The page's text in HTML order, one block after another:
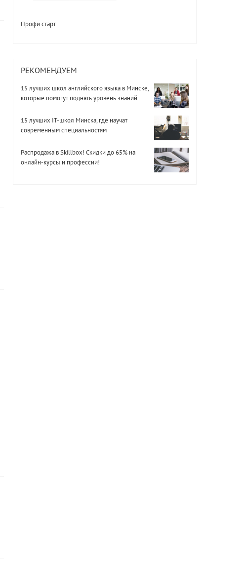
Профи старт
РЕКОМЕНДУЕМ
15 лучших школ английского языка в Минске,
которые помогут поднять уровень знаний
15 лучших IT-школ Минска, где научат
современным специальностям
Распродажа в Skillbox! Скидки до 65% на
онлайн-курсы и профессии!